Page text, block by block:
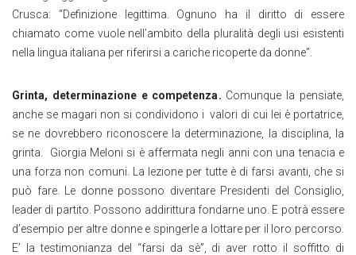
Crusca: “Definizione legittima. Ognuno ha il diritto di essere
chiamato come vuole nell’ambito della pluralità degli usi esistenti
nella lingua italiana per riferirsi a cariche ricoperte da donne”.
Grinta, determinazione e competenza. Comunque la pensiate,
anche se magari non si condividono i valori di cui lei è portatrice,
se ne dovrebbero riconoscere la determinazione, la disciplina, la
grinta. Giorgia Meloni si è affermata negli anni con una tenacia e
una forza non comuni. La lezione per tutte è di farsi avanti, che si
può fare. Le donne possono diventare Presidenti del Consiglio,
leader di partito. Possono addirittura fondarne uno. E potrà essere
d’esempio per altre donne e spingerle a lottare per il loro percorso.
E’ la testimonianza del “farsi da sè”, di aver rotto il soffitto di